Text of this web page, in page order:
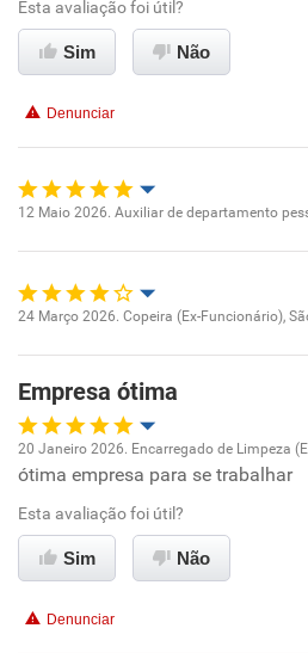
Ambiente de trabalho
Benefícios
Recomenda esta empresa
Esta avaliação foi útil?
Sim Não
Denunciar
Ambiente de trabalho
Conciliação com a vida familiar
Benefícios
Recomenda esta empresa
12 Maio 2026. Auxiliar de departamento
Ambiente de trabalho
Conciliação com a vida familiar
Benefícios
Recomenda esta empresa
Recomenda a diretoria
24 Março 2026. Copeira (Ex-Funcionário),
Empresa ótima
Oportunidade de promoção
Ambiente de trabalho
20 Janeiro 2026. Encarregado de Limpeza
ótima empresa para se trabalhar
Esta avaliação foi útil?
Sim Não
Denunciar